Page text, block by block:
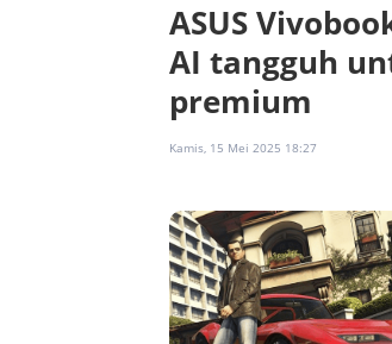
ASUS
AI tangguh
premium
Kamis, 15 Mei 2025 18:27